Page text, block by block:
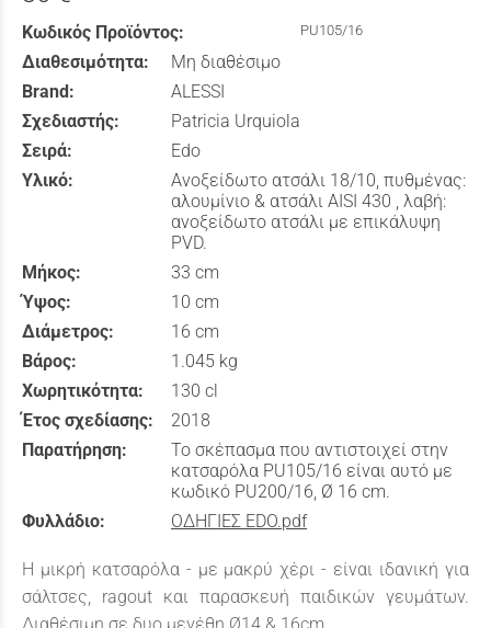
Κωδικός Προϊόντος: PU105/16
Διαθεσιμότητα:
Μη διαθέσιμο
Brand:
ALESSI
Σχεδιαστής:
Patricia Urquiola
Σειρά:
Edo
Υλικό:
Ανοξείδωτο ατσάλι 18/10, πυθμένας:
αλουμίνιο & ατσάλι AISI 430 , λαβή:
ανοξείδωτο ατσάλι με επικάλυψη
PVD.
Μήκος:
33 cm
Ύψος:
10 cm
Διάμετρος:
16 cm
Βάρος:
1.045 kg
Χωρητικότητα:
130 cl
Έτος σχεδίασης:
2018
Παρατήρηση:
Το σκέπασμα που αντιστοιχεί στην
κατσαρόλα PU105/16 είναι αυτό με
κωδικό PU200/16, Ø 16 cm.
Φυλλάδιο:
ΟΔΗΓΙΕΣ EDO.pdf
Η μικρή κατσαρόλα - με μακρύ χέρι - είναι ιδανική για
σάλτσες, ragout και παρασκευή παιδικών γευμάτων.